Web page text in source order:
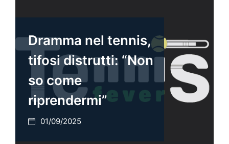
Dramma nel tennis,
tifosi distrutti: “Non
so come
riprendermi”
01/09/2025